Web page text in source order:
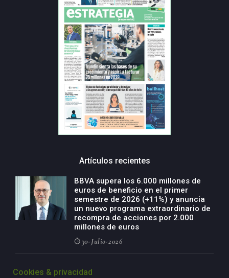
Artículos recientes
BBVA supera los 6.000 millones de
euros de beneficio en el primer
semestre de 2026 (+11%) y anuncia
un nuevo programa extraordinario de
recompra de acciones por 2.000
millones de euros
30-Julio-2026
negocio agro con un modelo global
Cookies & privacidad